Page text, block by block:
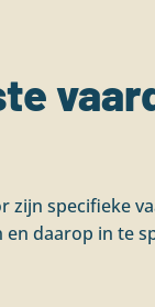
specifieke
daarop in te